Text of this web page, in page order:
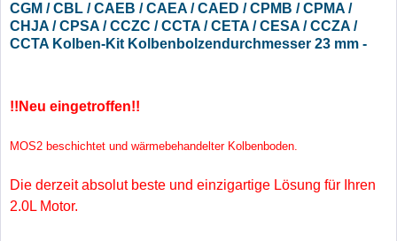
CGM / CBL / CAEB / CAEA / CAED / CPMB / CPMA /
CHJA / CPSA / CCZC / CCTA / CETA / CESA / CCZA /
CCTA Kolben-Kit Kolbenbolzendurchmesser 23 mm -
!!Neu eingetroffen!!
MOS2 beschichtet und wärmebehandelter Kolbenboden.
Die derzeit absolut beste und einzigartige Lösung für Ihren
2.0L Motor.